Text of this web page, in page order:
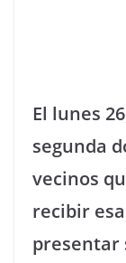
El lunes
segunda
vecinos
recibir
presentar